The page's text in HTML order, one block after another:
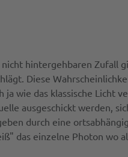
hintergehbaren Zufall
Diese
ja wie das klassische Licht
ausgeschickt werden,
durch eine
das einzelne Photon wo